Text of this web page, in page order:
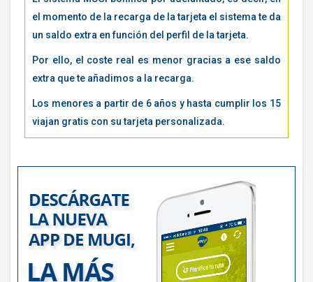
el momento de la recarga de la tarjeta el sistema te da
un saldo extra en función del perfil de la tarjeta.
Por ello, el coste real es menor gracias a ese saldo
extra que te añadimos a la recarga.
Los menores a partir de 6 años y hasta cumplir los 15
viajan gratis con su tarjeta personalizada.